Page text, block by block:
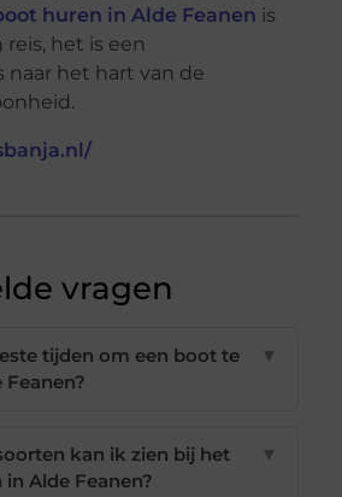
huren in Alde Feanen is
het is een
het hart van de
vragen
tijden om een boot te
Feanen?
▼
kan ik zien bij het
Alde Feanen?
▼